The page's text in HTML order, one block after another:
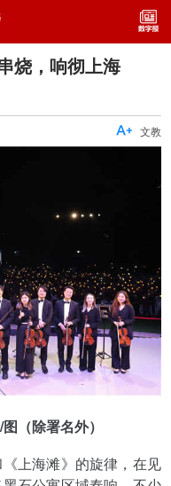
烧，响彻上海
文教

（除署名外）
上海滩》的旋律，在见